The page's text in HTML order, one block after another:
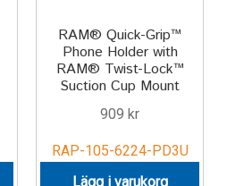
RAM® Quick-Grip™
Phone Holder with
RAM® Twist-Lock™
Suction Cup Mount
909 kr
RAP-105-6224-PD3U
Lägg i varukorg